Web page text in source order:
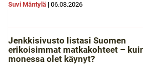
Suvi Mäntylä | 06.08.2026
Jenkkisivusto listasi Suomen
erikoisimmat matkakohteet –
monessa olet käynyt?